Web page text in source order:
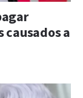
causados a